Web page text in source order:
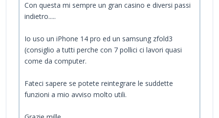
Con questa mi sempre un gran casino e diversi passi
indietro.....
Io uso un iPhone 14 pro ed un samsung zfold3
(consiglio a tutti perche con 7 pollici ci lavori quasi
come da computer.
Fateci sapere se potete reintegrare le suddette
funzioni a mio avviso molto utili.